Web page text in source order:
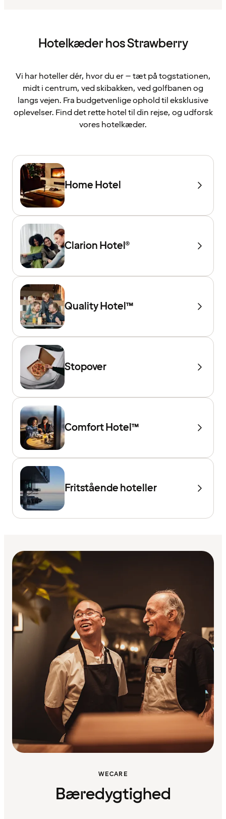
Hotelkæder hos Strawberry
Vi har hoteller dér, hvor du er – tæt på togstationen,
midt i centrum, ved skibakken, ved golfbanen og
langs vejen. Fra budgetvenlige ophold til eksklusive
oplevelser. Find det rette hotel til din rejse, og udforsk
vores hotelkæder.
Home Hotel
Clarion Hotel®
Quality Hotel™
Stopover
Comfort Hotel™
Fritstående hoteller
WECARE
Bæredygtighed